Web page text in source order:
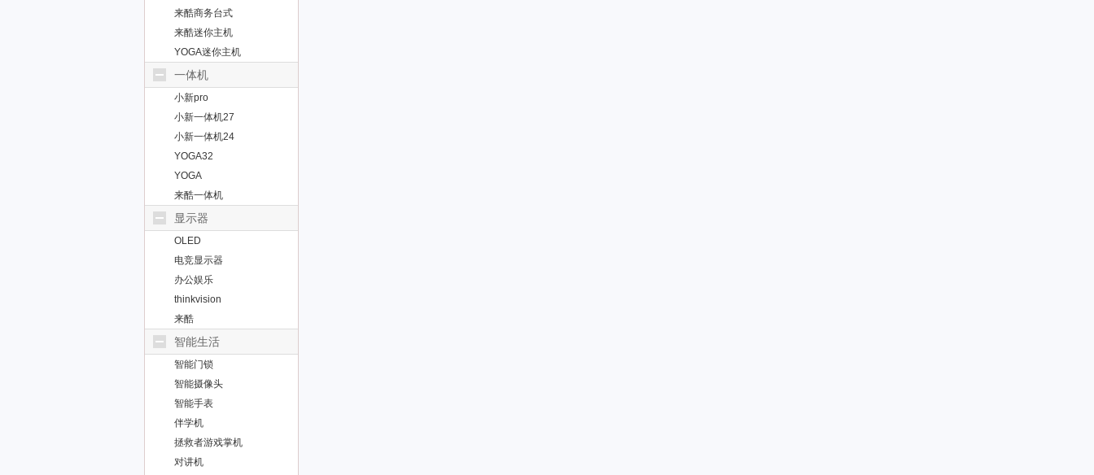
来酷商务台式
来酷迷你主机
YOGA迷你主机
一体机
小新pro
小新一体机27
小新一体机24
YOGA32
YOGA
来酷一体机
显示器
OLED
电竞显示器
办公娱乐
thinkvision
来酷
智能生活
智能门锁
智能摄像头
智能手表
伴学机
拯救者游戏掌机
对讲机